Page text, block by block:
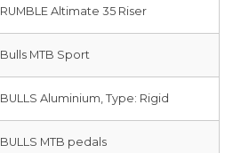
RUMBLE Altimate 35 Riser
Bulls MTB Sport
BULLS Aluminium, Type: Rigid
BULLS MTB pedals